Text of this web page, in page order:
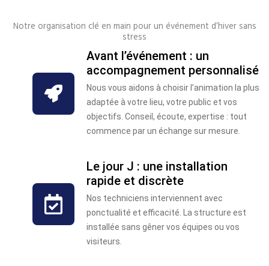
Notre organisation clé en main pour un événement d’hiver sans
stress
Avant l’événement : un
accompagnement personnalisé
Nous vous aidons à choisir l’animation la plus
adaptée à votre lieu, votre public et vos
objectifs. Conseil, écoute, expertise : tout
commence par un échange sur mesure.
Le jour J : une installation
rapide et discrète
Nos techniciens interviennent avec
ponctualité et efficacité. La structure est
installée sans gêner vos équipes ou vos
visiteurs.